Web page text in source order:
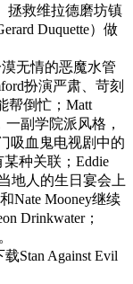
拯救维拉德磨坊镇
Duquette）做
无情的恶魔水管
扮演严肃、苛刻
帮倒忙；Matt
副学院派风格，
吸血鬼电视剧中的
某种关联；Eddie
地人的生日宴会上
Nate Mooney继续
Drinkwater；